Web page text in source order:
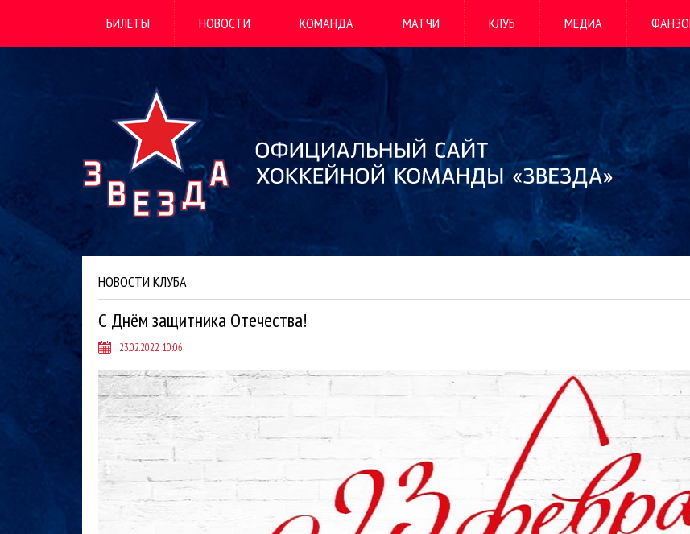
БИЛЕТЫ НОВОСТИ КОМАНДА МАТЧИ КЛУБ МЕДИА
НОВОСТИ КЛУБА
С Днём защитника Отечества!
23.02.2022 10:06